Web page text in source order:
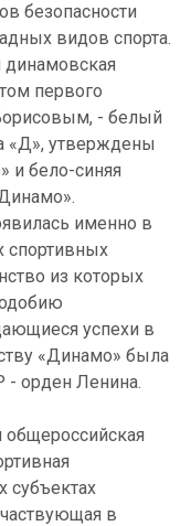
безопасности
видов спорта.
динамовская
первого
- белый
«Д», утверждены
и бело-синяя
именно в
спортивных
из которых
успехи в
«Динамо» была
- орден Ленина.
общероссийская
субъектах
в